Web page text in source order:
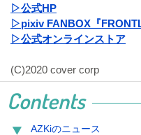
▷公式HP
▷pixiv FANBOX『
▷公式オンラインストア
(C)2020 cover corp
Contents
AZKiのニュース